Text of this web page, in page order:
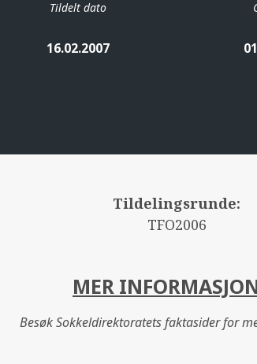
Tildelt dato
16.02.2007
Tildelingsrunde:
TFO2006
MER
Besøk Sokkeldirektoratets faktasider for